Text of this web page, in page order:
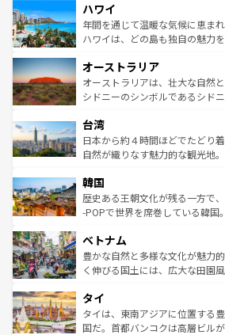
ば市内交通費無料で観光を楽しむこと
着のスイス情報はコンテンツ一覧
のような巨大都市は、観光、シ
ンメントが詰まった刺激的なス
西部には大自然が広がり、グラ
部のニューオーリンズでは、音
文化が魅力。旅行者はアメリカ
しみながら、その多様性と豊か
ならではの贅沢な旅のスタイルだ。 なお、新着のアメ
情報はコンテンツ一覧を参照し
ハワイ
年間を通じて温暖な気候に恵ま
ハワイは、どの島も独自の魅力
ワイ島は見逃せない。また、定
島だが、静かな自然を求めるな
おすすめ。エメラルドグリーン
れるおもてなしの心で訪れる人
人々、おいしいローカルフード
ク、伝統的なフラダンスなど、
ワイを、存分に味わってほしい。 なお、新着のハワイ情報
はコンテンツ一覧を参照してほ
オーストラリア
オーストラリアは、壮大な自然
シドニーのシンボルであるシド
リアリーフや大陸中央部にそび
ク）、タスマニアの美しい原生
ど、見どころがたくさん。また
いる。アクティビティも充実し
ビング、ハイキングなど、アウ
い。オーストラリアの多彩な魅
参照してほしい。
台湾
日本から約４時間ほどでたどり
自然が織りなす魅力的な観光地
ン）、静ひつな山岳地帯である
と山間の静けさが共存しており
驚きをもたらしてくれる。また
容にもいいと評判のスイーツな
が味わえる。 なお、新着の台
照してほしい。
韓国
歴史ある王朝文化が残る一方で
-POPで世界を席巻している韓国
き、地方に足を延ばせば四季折
できる。そして、キムチや焼肉
まで、さまざまな韓国料理が待
リティに包まれながら、韓国の
わってみてほしい。
覧を参照してほしい。
ベトナム
豊かな自然と多様な文化が魅力
く伸びる国土には、広大な田園
急速な発展と共に伝統が息づく
ーチミン市のフランス統治時代
醸し出している。また、バラエ
タイ
タイは、東南アジアに位置する
国だ。首都バンコクは高層ビル